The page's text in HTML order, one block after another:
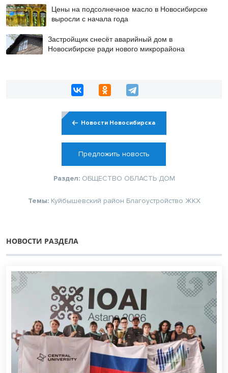
Цены на подсолнечное масло в Новосибирске
выросли с начала года
Застройщик снесёт аварийный дом в
Новосибирске ради нового микрорайона
Новости Новосибирска
Предложить новость
Раздел: ОБЩЕСТВО ОБЛАСТЬ ДОМ
Темы: Куйбышевский район Благоустройство ЖКХ
НОВОСТИ РАЗДЕЛА